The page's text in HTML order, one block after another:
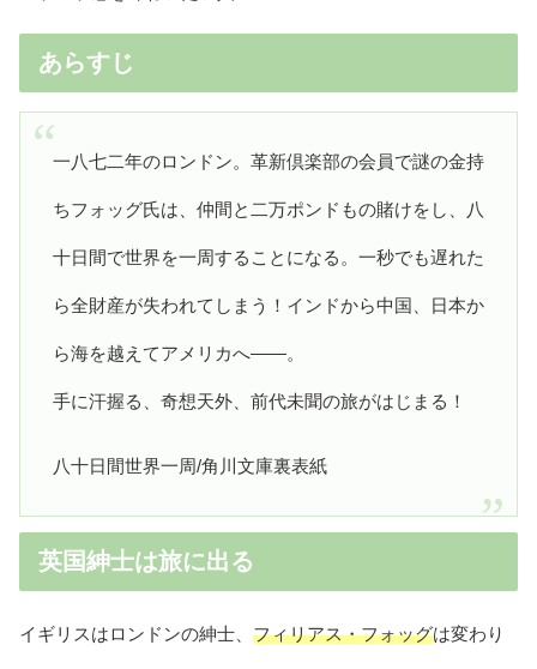
あらすじ
一八七二年のロンドン。革新倶楽部の会員で謎の金持
ちフォッグ氏は、仲間と二万ポンドもの賭けをし、八
十日間で世界を一周することになる。一秒でも遅れた
ら全財産が失われてしまう！インドから中国、日本か
ら海を越えてアメリカへ――。
手に汗握る、奇想天外、前代未聞の旅がはじまる！
八十日間世界一周/角川文庫裏表紙
英国紳士は旅に出る
イギリスはロンドンの紳士、 フィリアス・フォッグは変わり